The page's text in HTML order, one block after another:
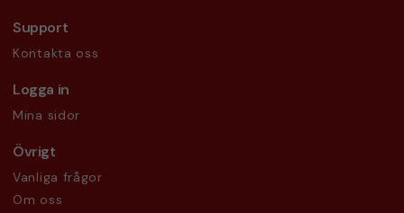
Support
Kontakta oss
Logga in
Mina sidor
Övrigt
Vanliga frågor
Om oss